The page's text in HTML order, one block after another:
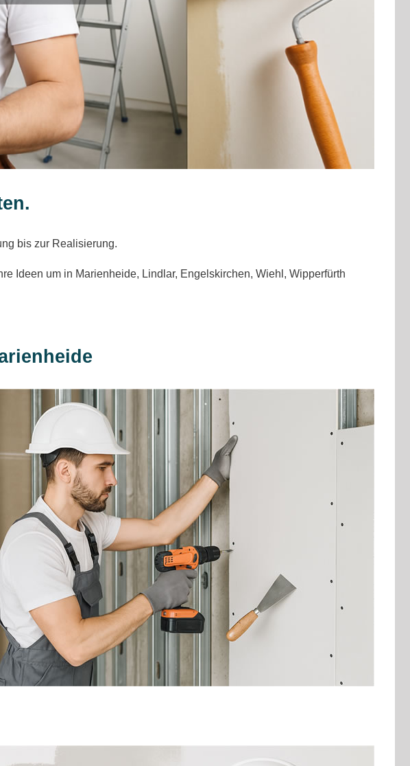
bis zur Realisierung.
Ideen um in Marienheide, Lindlar, Engelskirchen, Wiehl, Wipperfürth